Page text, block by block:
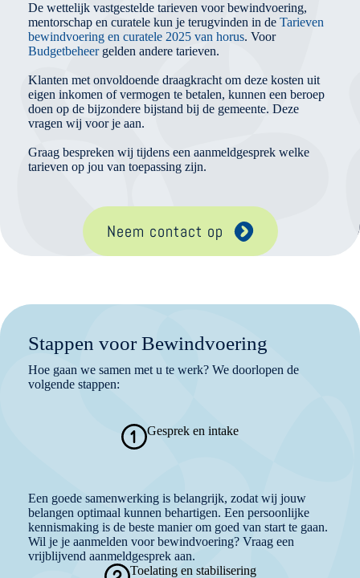
De wettelijk vastgestelde tarieven voor bewindvoering,
mentorschap en curatele kun je terugvinden in de Tarieven
bewindvoering en curatele 2025 van horus. Voor
Budgetbeheergelden andere tarieven.
Klanten met onvoldoende draagkracht om deze kosten uit
eigen inkomen of vermogen te betalen, kunnen een beroep
doen op de bijzondere bijstand bij de gemeente. Deze
vragen wij voor je aan.
Graag bespreken wij tijdens een aanmeldgesprek welke
tarieven op jou van toepassing zijn.
Neem contact op
Stappen voor Bewindvoering
Hoe gaan we samen met u te werk? We doorlopen de
volgende stappen:
Gesprek en intake
Een goede samenwerking is belangrijk, zodat wij jouw
belangen optimaal kunnen behartigen. Een persoonlijke
kennismaking is de beste manier om goed van start te gaan.
Wil je je aanmelden voor bewindvoering? Vraag een
vrijblijvend aanmeldgesprek aan.
Toelating en stabilisering